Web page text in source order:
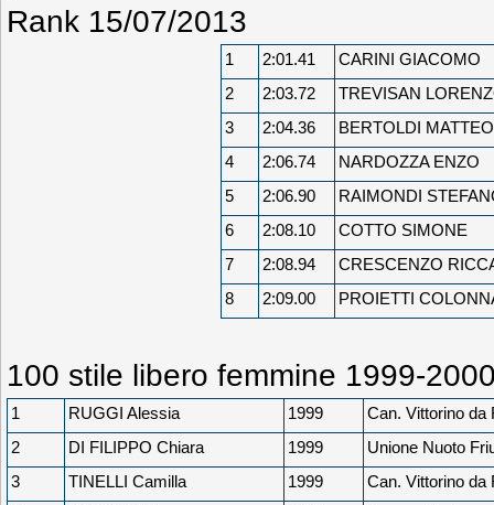
Rank 15/07/2013
1 2:01.41
CARINI GIACOMO
2
2:03.72
TREVISAN
3
2:04.36
BERTOLDI MATTEO
4
2:06.74
NARDOZZA ENZO
5
2:06.90
RAIMONDI
6
2:08.10
COTTO SIMONE
7
2:08.94
CRESCENZO
8
2:09.00 PROIETTI
100 stile libero femmine 1999-
1 RUGGI Alessia 1999
Can. Vittorino da
2
DI FILIPPO Chiara 1999
Unione Nuoto
3
TINELLI Camilla 1999
Can. Vittorino da